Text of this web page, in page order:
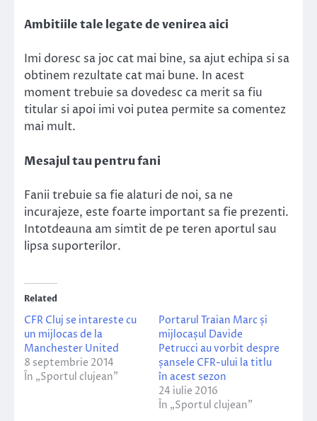
Ambitiile tale legate de venirea aici
Imi doresc sa joc cat mai bine, sa ajut echipa si sa
obtinem rezultate cat mai bune. In acest
moment trebuie sa dovedesc ca merit sa fiu
titular si apoi imi voi putea permite sa comentez
mai mult.
Mesajul tau pentru fani
Fanii trebuie sa fie alaturi de noi, sa ne
incurajeze, este foarte important sa fie prezenti.
Intotdeauna am simtit de pe teren aportul sau
lipsa suporterilor.
Related
CFR Cluj se intareste cu
un mijlocas de la
Manchester United
8 septembrie 2014
În „Sportul clujean”
Portarul Traian Marc și
mijlocașul Davide
Petrucci au vorbit despre
șansele CFR-ului la titlu
în acest sezon
24 iulie 2016
În „Sportul clujean”